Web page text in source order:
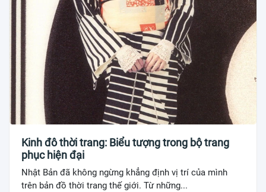
Kinh đô thời trang: Biểu tượng trong bộ trang
phục hiện đại
Nhật Bản đã không ngừng khẳng định vị trí của mình
trên bản đồ thời trang thế giới. Từ những...